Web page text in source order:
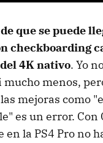
que se puede
checkboarding
4K nativo. Yo
mucho menos,
mejoras como
es un error. Con
la PS4 Pro no